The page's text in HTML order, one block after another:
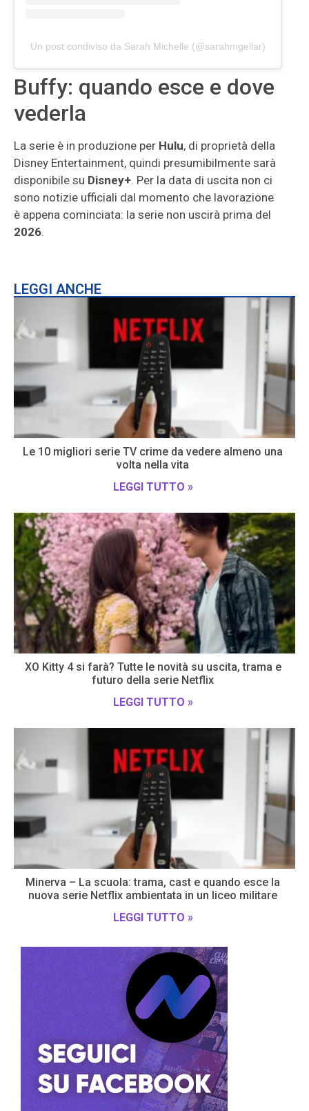
Un post condiviso da Sarah Michelle (@sarahmgellar)
Buffy: quando esce e dove
vederla
La serie è in produzione per Hulu, di proprietà della
Disney Entertainment, quindi presumibilmente sarà
disponibile su Disney+. Per la data di uscita non ci
sono notizie ufficiali dal momento che lavorazione
è appena cominciata: la serie non uscirà prima del
2026.
LEGGI ANCHE
Le 10 migliori serie TV crime da vedere almeno una
volta nella vita
LEGGI TUTTO »
XO Kitty 4 si farà? Tutte le novità su uscita, trama e
futuro della serie Netflix
LEGGI TUTTO »
Minerva – La scuola: trama, cast e quando esce la
nuova serie Netflix ambientata in un liceo militare
LEGGI TUTTO »